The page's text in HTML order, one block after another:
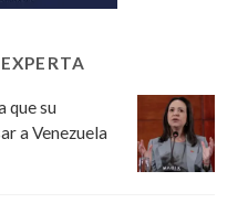
que su
a Venezuela